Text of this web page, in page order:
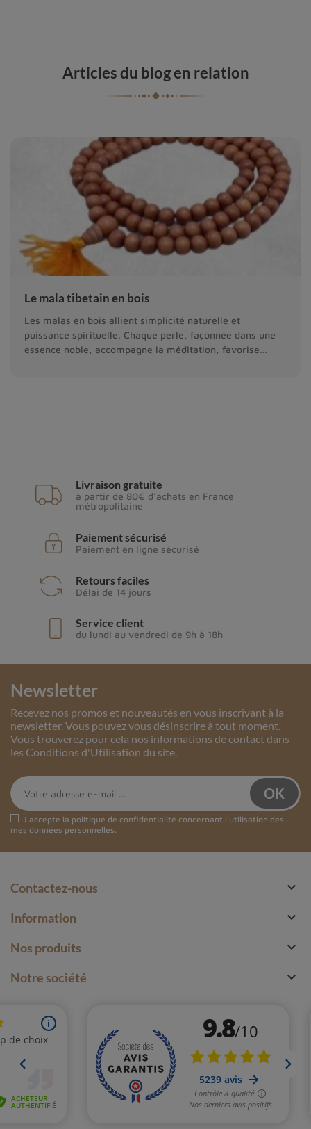
Articles du blog en relation
Le mala tibetain en bois
Les malas en bois allient simplicité naturelle et
puissance spirituelle. Chaque perle, façonnée dans une
essence noble, accompagne la méditation, favorise
Livraison gratuite
à partir de 80€ d'achats en France
métropolitaine
Paiement sécurisé
Paiement en ligne sécurisé
Retours faciles
Délai de 14 jours
Service client
du lundi au vendredi de 9h à 18h
Newsletter
Recevez nos promos et nouveautés en vous inscrivant à la
newsletter. Vous pouvez vous désinscrire à tout moment.
Vous trouverez pour cela nos informations de contact dans
les Conditions d'Utilisation du site.
J'accepte la politique de confidentialité concernant l'utilisation des
mes données personnelles.
Contactez-nous 
Information 
Nos produits 
Notre société 